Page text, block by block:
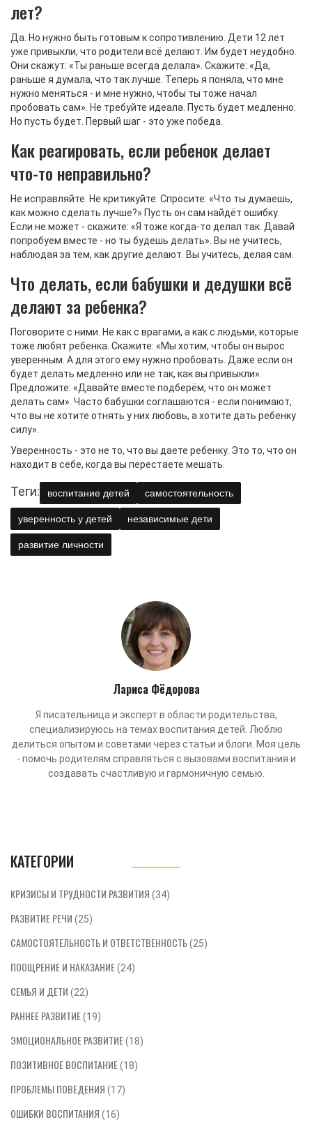
лет?
Да. Но нужно быть готовым к сопротивлению. Дети 12 лет
уже привыкли, что родители всё делают. Им будет неудобно.
Они скажут: «Ты раньше всегда делала». Скажите: «Да,
раньше я думала, что так лучше. Теперь я поняла, что мне
нужно меняться - и мне нужно, чтобы ты тоже начал
пробовать сам». Не требуйте идеала. Пусть будет медленно.
Но пусть будет. Первый шаг - это уже победа.
Как реагировать, если ребенок делает
что-то неправильно?
Не исправляйте. Не критикуйте. Спросите: «Что ты думаешь,
как можно сделать лучше?» Пусть он сам найдёт ошибку.
Если не может - скажите: «Я тоже когда-то делал так. Давай
попробуем вместе - но ты будешь делать». Вы не учитесь,
наблюдая за тем, как другие делают. Вы учитесь, делая сам.
Что делать, если бабушки и дедушки всё
делают за ребенка?
Поговорите с ними. Не как с врагами, а как с людьми, которые
тоже любят ребенка. Скажите: «Мы хотим, чтобы он вырос
уверенным. А для этого ему нужно пробовать. Даже если он
будет делать медленно или не так, как вы привыкли».
Предложите: «Давайте вместе подберём, что он может
делать сам». Часто бабушки соглашаются - если понимают,
что вы не хотите отнять у них любовь, а хотите дать ребенку
силу».
Уверенность - это не то, что вы даете ребенку. Это то, что он
находит в себе, когда вы перестаете мешать.
Теги: воспитание детей самостоятельность
уверенность у детей независимые дети
развитие личности
Лариса Фёдорова
Я писательница и эксперт в области родительства,
специализируюсь на темах воспитания детей. Люблю
делиться опытом и советами через статьи и блоги. Моя цель
- помочь родителям справляться с вызовами воспитания и
создавать счастливую и гармоничную семью.
КАТЕГОРИИ
КРИЗИСЫ И ТРУДНОСТИ РАЗВИТИЯ (34)
РАЗВИТИЕ РЕЧИ (25)
САМОСТОЯТЕЛЬНОСТЬ И ОТВЕТСТВЕННОСТЬ(25)
ПООЩРЕНИЕ И НАКАЗАНИЕ(24)
СЕМЬЯ И ДЕТИ (22)
РАННЕЕ РАЗВИТИЕ(19)
ЭМОЦИОНАЛЬНОЕ РАЗВИТИЕ(18)
ПОЗИТИВНОЕ ВОСПИТАНИЕ(18)
ПРОБЛЕМЫ ПОВЕДЕНИЯ (17)
ОШИБКИ ВОСПИТАНИЯ (16)